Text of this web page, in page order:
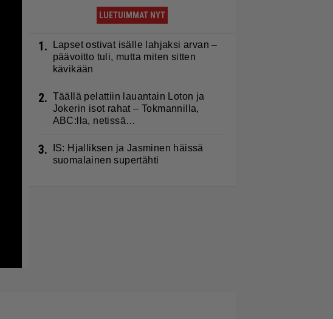
LUETUIMMAT NYT
1.
Lapset ostivat isälle lahjaksi arvan –
päävoitto tuli, mutta miten sitten
kävikään
2. Täällä pelattiin lauantain Loton ja
Jokerin isot rahat – Tokmannilla,
ABC:lla, netissä…
3.
IS: Hjalliksen ja Jasminen häissä
suomalainen supertähti